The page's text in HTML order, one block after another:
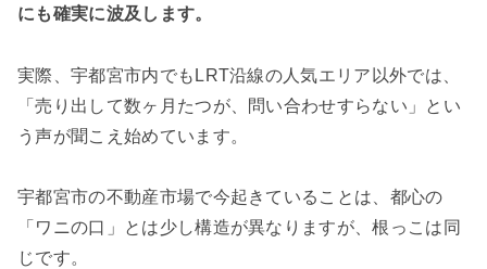
にも確実に波及します。
実際、宇都宮市内でもLRT沿線の人気エリア以外では、
「売り出して数ヶ月たつが、問い合わせすらない」とい
う声が聞こえ始めています。
宇都宮市の不動産市場で今起きていることは、都心の
「ワニの口」とは少し構造が異なりますが、根っこは同
じです。